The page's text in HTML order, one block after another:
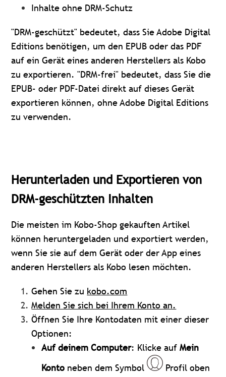
Inhalte ohne DRM-Schutz
"DRM-geschützt" bedeutet, dass Sie Adobe Digital
Editions benötigen, um den EPUB oder das PDF
auf ein Gerät eines anderen Herstellers als Kobo
zu exportieren. "DRM-frei" bedeutet, dass Sie die
EPUB- oder PDF-Datei direkt auf dieses Gerät
exportieren können, ohne Adobe Digital Editions
zu verwenden.
Herunterladen und Exportieren von
DRM-geschützten Inhalten
Die meisten im Kobo-Shop gekauften Artikel
können heruntergeladen und exportiert werden,
wenn Sie sie auf dem Gerät oder der App eines
anderen Herstellers als Kobo lesen möchten.
Gehen Sie zu kobo.com
Melden Sie sich bei Ihrem Konto an.
Öffnen Sie Ihre Kontodaten mit einer dieser
Optionen:
Auf deinem Computer: Klicke aufMein
Konto neben dem Symbol
Profil oben